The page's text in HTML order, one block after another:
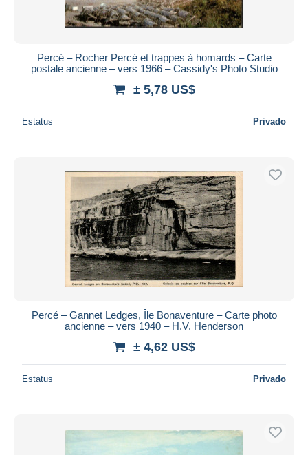
Percé – Rocher Percé et trappes à homards – Carte
postale ancienne – vers 1966 – Cassidy's Photo Studio
± 5,78 US$
Estatus Privado
Percé – Gannet Ledges, Île Bonaventure – Carte photo
ancienne – vers 1940 – H.V. Henderson
± 4,62 US$
Estatus Privado